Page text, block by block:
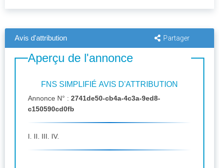
Avis d'attribution Partager
Aperçu de l'annonce
FNS SIMPLIFIÉ AVIS D'ATTRIBUTION
Annonce N° : 2741de50-cb4a-4c3a-9ed8-
c150590cd0fb
I. II. III. IV.